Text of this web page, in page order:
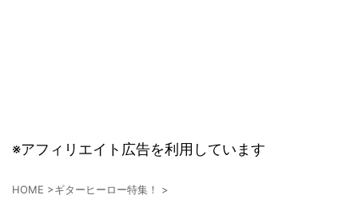
※アフィリエイト広告を利用しています
HOME >ギターヒーロー特集！ >